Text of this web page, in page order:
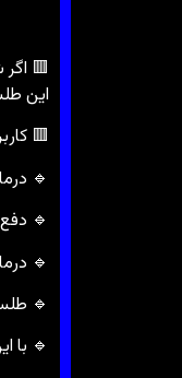
🟥
این
🟥
🔹
🔹
🔹
🔹
🔹 با